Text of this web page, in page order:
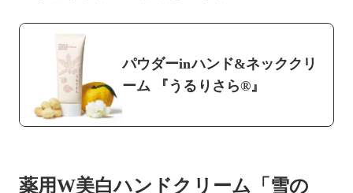
パウダーinハンド&ネッククリ
ーム 『うるりさら®』
薬用W美白ハンドクリーム「雪の